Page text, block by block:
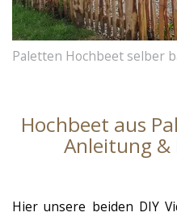
Paletten Hochbeet selber
Hochbeet aus
Anleitung
Hier unsere beiden DIY